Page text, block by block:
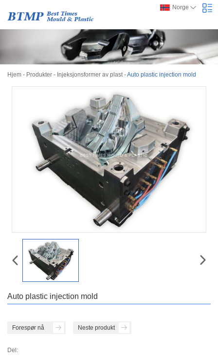
Norge
Hjem - Produkter - Injeksjonsformer av plast -Auto plastic injection mold
Auto plastic injection mold
Forespør nå Neste produkt
Del: